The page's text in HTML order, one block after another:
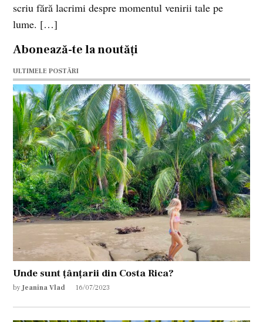
scriu fără lacrimi despre momentul venirii tale pe
lume. […]
Abonează-te la noutăți
ULTIMELE POSTĂRI
Unde sunt țânțarii din Costa Rica?
by Jeanina Vlad 16/07/2023